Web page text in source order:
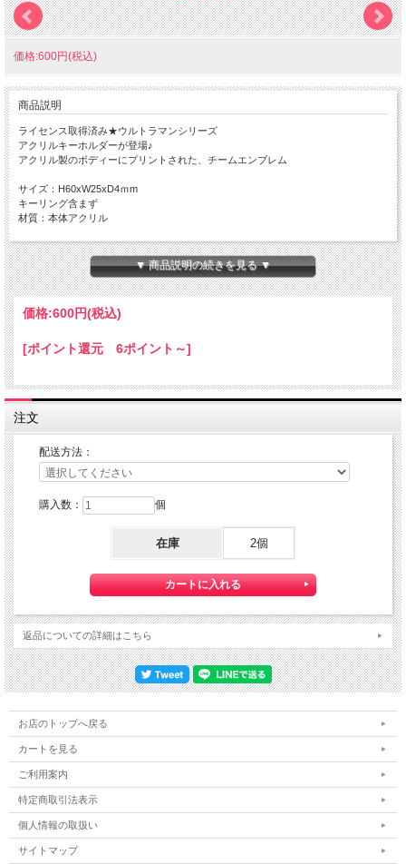
価格:600円(税込)
商品説明
ライセンス取得済み★ウルトラマンシリーズ
アクリルキーホルダーが登場♪
アクリル製のボディーにプリントされた、チームエンブレム
サイズ：H60xW25xD4ｍm
キーリング含まず
材質：本体アクリル
Made in JAPAN
【送料】定形外郵便で、全国一律２6０円でお届けします。
定形外郵便は通常の宅配便と異なり直接ポストへ投函するお届け方法です。
宅配便のように受領印やサインのやり取りが無く、ご不在時であってもお受け取り
また、沖縄等の離島区域の場合でも別途送料が掛かりません。
定形外郵便をご利用の際は、代引きサービスはご利用いただけません。
代金引換をご希望の場合は宅配便にて対応させて頂きます。
配送費は、ご注文確認後、改めて送料を含めた合計金額お知らせします。
▼ 商品説明の続きを見る ▼
価格:600円(税込)
[ポイント還元 6ポイント～]
注文
配送方法：
購入数： 個
在庫 2個
返品についての詳細はこちら
お店のトップへ戻る
カートを見る
ご利用案内
特定商取引法表示
個人情報の取扱い
サイトマップ